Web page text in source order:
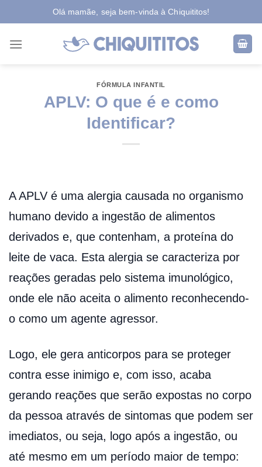
to
Olá mamãe, seja bem-vinda à Chiquititos!
FÓRMULA INFANTIL
APLV: O que é e como
Identificar?
A APLV é uma alergia causada no organismo
humano devido a ingestão de alimentos
derivados e, que contenham, a proteína do
leite de vaca. Esta alergia se caracteriza por
reações geradas pelo sistema imunológico,
onde ele não aceita o alimento reconhecendo-
o como um agente agressor.
Logo, ele gera anticorpos para se proteger
contra esse inimigo e, com isso, acaba
gerando reações que serão expostas no corpo
da pessoa através de sintomas que podem ser
imediatos, ou seja, logo após a ingestão, ou
até mesmo em um período maior de tempo: